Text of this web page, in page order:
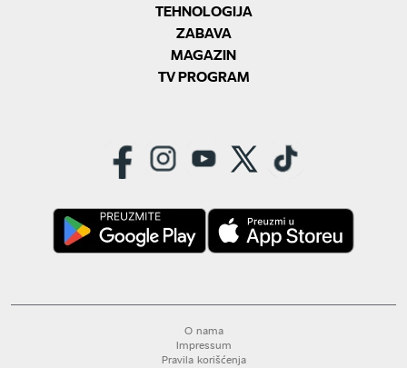
TEHNOLOGIJA
ZABAVA
MAGAZIN
TV PROGRAM
O nama
Impressum
Pravila korišćenja